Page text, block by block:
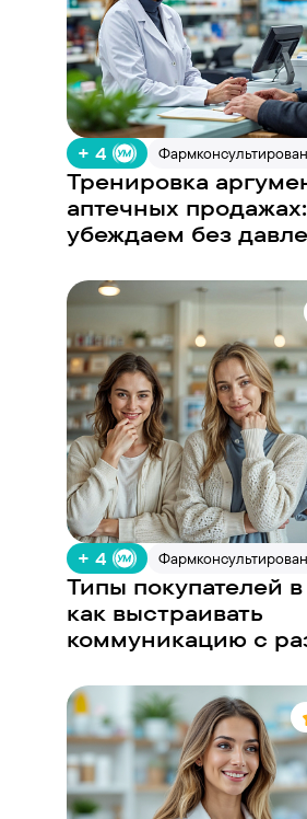
+ 4
Тренировка
аптечных продажах:
убеждаем без
+ 4
Типы покупателей в
как выстраивать
коммуникацию с